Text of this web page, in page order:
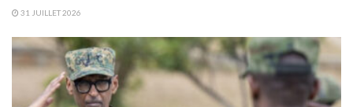
31 JUILLET 2026